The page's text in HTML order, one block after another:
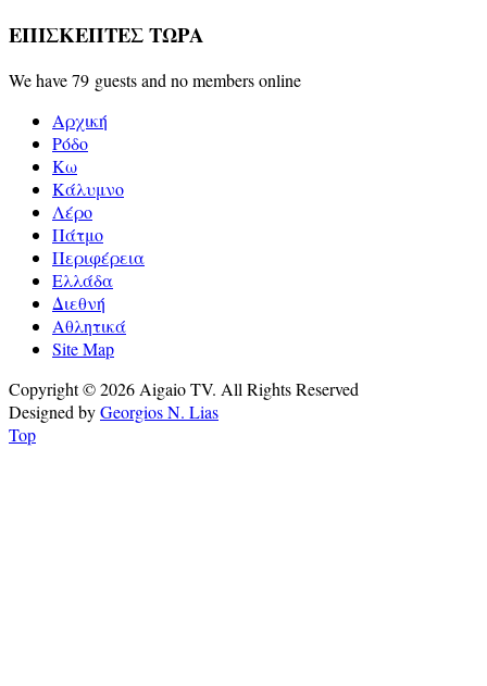
ΕΠΙΣΚΕΠΤΕΣ ΤΩΡΑ
We have 79 guests and no members online
Αρχική
Ρόδο
Κω
Κάλυμνο
Λέρο
Πάτμο
Περιφέρεια
Ελλάδα
Διεθνή
Αθλητικά
Site Map
Copyright © 2026 Aigaio TV. All Rights Reserved
Designed byGeorgios N. Lias
Top